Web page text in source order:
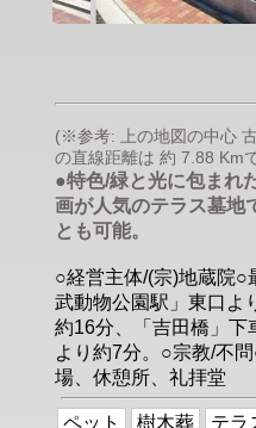
(※参考: 上の地図の中心
の直線距離は 約 7.88 Km
●特色/緑と光に包まれ
画が人気のテラス墓地
とも可能。
○経営主体/(宗)地蔵院○
武動物公園駅」東口よ
約16分、「吉田橋」下
より約7分。○宗教/不
場、休憩所、礼拝堂
ペット 樹木葬 テラ